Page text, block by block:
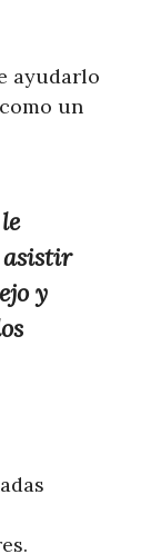
ayudarlo
un
y